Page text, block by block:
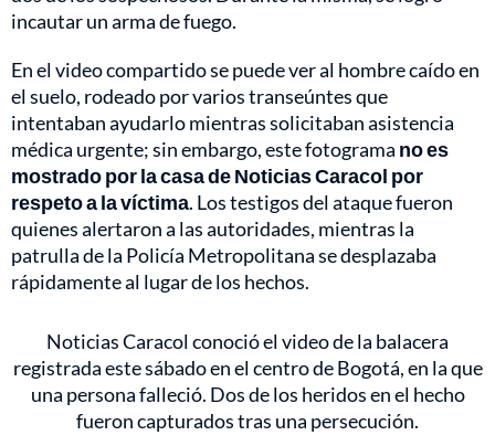
incautar un arma de fuego.
En el video compartido se puede ver al hombre caído en
el suelo, rodeado por varios transeúntes que
intentaban ayudarlo mientras solicitaban asistencia
médica urgente; sin embargo, este fotograma no es
mostrado por la casa de Noticias Caracol por
respeto a la víctima. Los testigos del ataque fueron
quienes alertaron a las autoridades, mientras la
patrulla de la Policía Metropolitana se desplazaba
rápidamente al lugar de los hechos.
Noticias Caracol conoció el video de la balacera
registrada este sábado en el centro de Bogotá, en la que
una persona falleció. Dos de los heridos en el hecho
fueron capturados tras una persecución.